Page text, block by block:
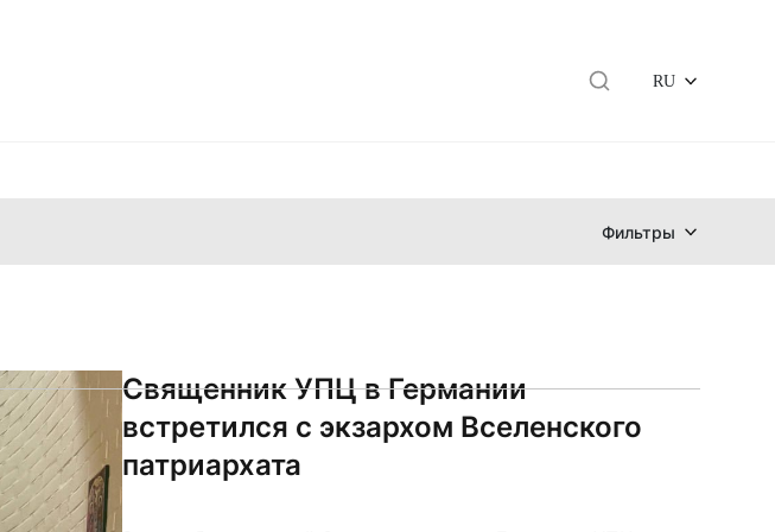
RU
Фильтры
Священник УПЦ в Германии
встретился с экзархом Вселенского
патриархата